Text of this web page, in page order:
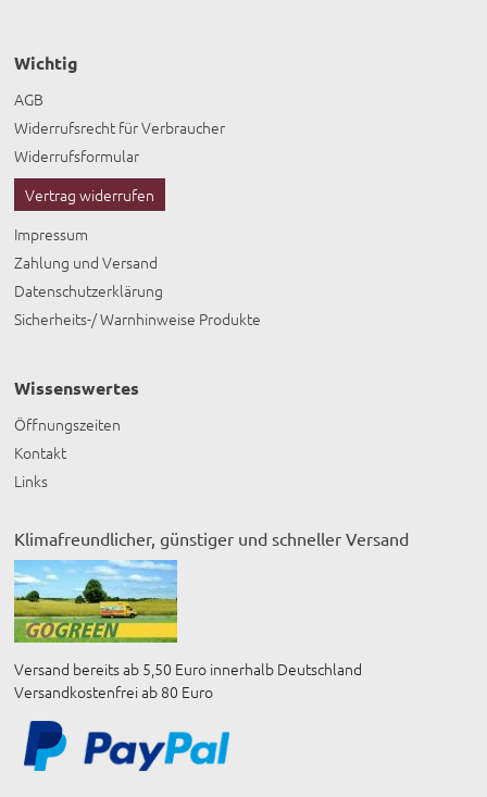
Wichtig
AGB
Widerrufsrecht für Verbraucher
Widerrufsformular
Vertrag widerrufen
Impressum
Zahlung und Versand
Datenschutzerklärung
Sicherheits-/ Warnhinweise Produkte
Wissenswertes
Öffnungszeiten
Kontakt
Links
Klimafreundlicher, günstiger und schneller Versand
Versand bereits ab 5,50 Euro innerhalb Deutschland
Versandkostenfrei ab 80 Euro